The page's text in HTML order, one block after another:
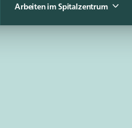
Arbeiten im Spitalzentrum